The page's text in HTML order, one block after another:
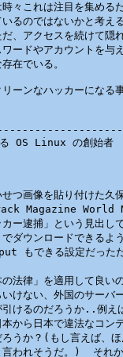
々これは注目を集める
るのではないかと考え
、アクセスを続けて隠
ードやアカウントを与
在でいる。
ーンなハッカーになる
OS Linux の創始者
つ画像を貼り付けた久
Magazine World
カー逮捕」という見出
ダウンロードできるよ
もできる設定だった
法律」を適用して良い
けない、外国のサーバ
引けるのだろうか..例え
から日本で違法なコン
うか？(もし言えば、
言われそうだ。)  それ